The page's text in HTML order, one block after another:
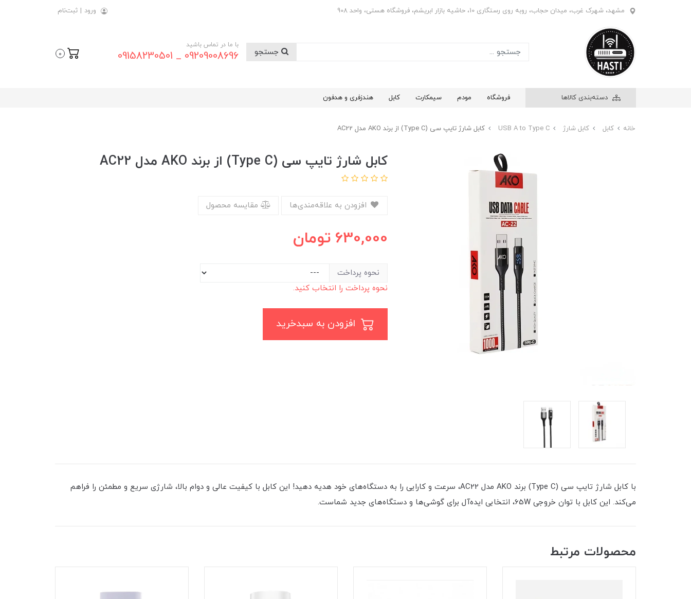
مشهد، شهرک غرب، میدان حجاب، روبه روی رستگاری 10، حاشیه بازار ابریشم، فروشگاه هستی، واحد 908 ورود | ثبت‌نام
با ما در تماس باشید
09209008696 _ 09158230501
0
دسته‌بندی کالاها فروشگاه مودم سیمکارت کابل هندزفری و هدفون
خانه کابل کابل شارژ USB A to Type C کابل شارژ تایپ سی (Type C) از برند AKO مدل AC22
کابل شارژ تایپ سی (Type C) از برند AKO مدل AC22
مقایسه محصول
630,000 تومان
نحوه پرداخت
نحوه پرداخت را انتخاب کنید.
با کابل شارژ تایپ سی (Type C) برند AKO مدل AC22، سرعت و کارایی را به دستگاه‌های خود هدیه دهید! این کابل با کیفیت عالی و دوام بالا، شارژی سریع و مطمئن را فراهم
می‌کند. این کابل با توان خروجی 65W، انتخابی ایده‌آل برای گوشی‌ها و دستگاه‌های جدید شماست.
محصولات مرتبط